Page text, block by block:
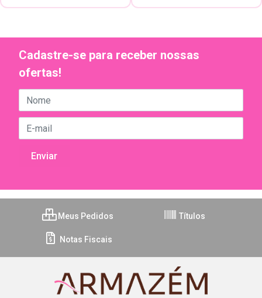
Cadastre-se para receber nossas
ofertas!
Meus Pedidos Títulos
Notas Fiscais